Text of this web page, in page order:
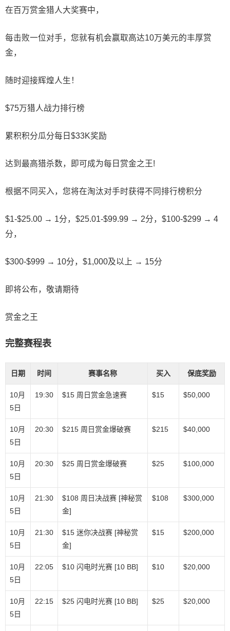
在百万赏金猎人大奖赛中，
每击败一位对手，您就有机会赢取高达10万美元的丰厚赏
金，
随时迎接辉煌人生！
$75万猎人战力排行榜
累积积分瓜分每日 $33K奖励
达到最高猎杀数，即可成为每日赏金之王!
根据不同买入，您将在淘汰对手时获得不同排行榜积分
$1-$25.00 → 1分，$25.01-$99.99 → 2分，$100-$299 → 4
分，
$300-$999 → 10分，$1,000及以上 → 15分
即将公布，敬请期待
赏金之王
完整赛程表
日期 时间 赛事名称 买入 保底奖励
10月
5日
19:30 $15 周日赏金急速赛 $15 $50,000
10月
5日
20:30 $215 周日赏金爆破赛 $215 $40,000
10月
5日
20:30 $25 周日赏金爆破赛 $25 $100,000
10月
5日
21:30
$108 周日决战赛 [神秘赏
金]
$108 $300,000
10月
5日
21:30
$15 迷你决战赛 [神秘赏
金]
$15 $200,000
10月
5日
22:05 $10 闪电时光赛 [10 BB] $10 $20,000
10月
5日
22:15 $25 闪电时光赛 [10 BB] $25 $20,000